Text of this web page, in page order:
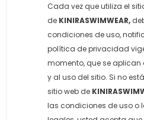
Cada vez que utiliza el
de KINIRASWIMWEAR,
condiciones de uso,
política de privacidad
momento, que se
y al uso del sitio. Si no
sitio web de
las condiciones de uso o